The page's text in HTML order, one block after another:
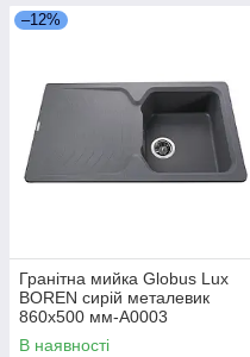
–12%
Гранітна мийка Globus Lux
BOREN сирій металевик
860х500 мм-А0003
В наявності